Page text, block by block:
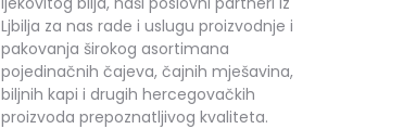
Ljbilja za nas rade i uslugu proizvodnje i
pakovanja širokog asortimana
pojedinačnih čajeva, čajnih mješavina,
biljnih kapi i drugih hercegovačkih
proizvoda prepoznatljivog kvaliteta.